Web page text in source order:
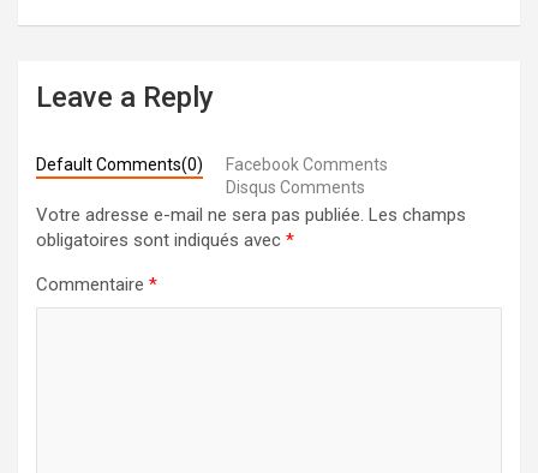
Leave a Reply
Default Comments(0)
Facebook Comments
Disqus Comments
Votre adresse e-mail ne sera pas publiée. Les champs
obligatoires sont indiqués avec *
Commentaire *